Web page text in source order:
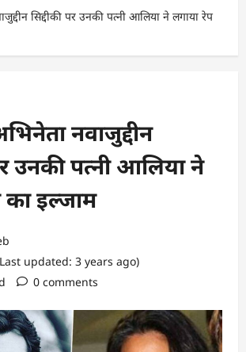
सिद्दीकी पर उनकी पत्नी आलिया ने लगाया रेप
नवाजुद्दीन
उनकी पत्नी आलिया ने
का इल्जाम
updated: 3 years ago)
0 comments